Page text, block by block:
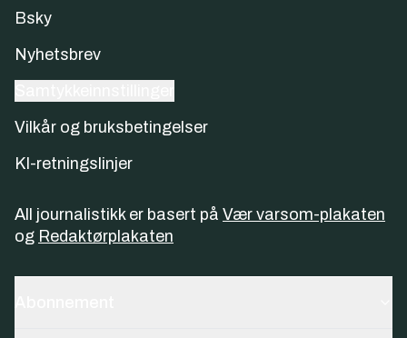
Bsky
Nyhetsbrev
Vilkår og bruksbetingelser
KI-retningslinjer
All journalistikk er basert på Vær varsom-plakaten
og Redaktørplakaten